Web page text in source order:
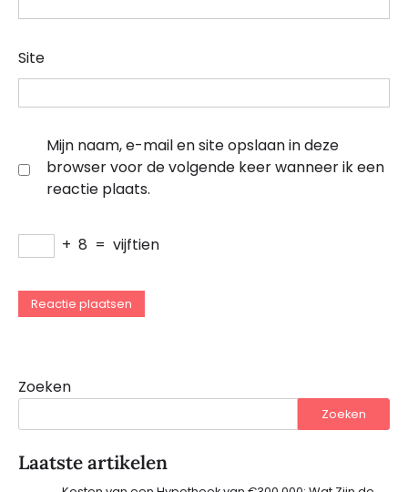
Site
Mijn naam, e-mail en site opslaan in deze
browser voor de volgende keer wanneer ik een
reactie plaats.
+ 8 = vijftien
Zoeken
Zoeken
Laatste artikelen